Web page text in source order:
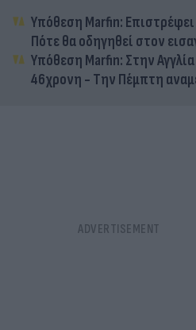
Υπόθεση Marfin:
Πότε θα οδηγηθεί στον
Υπόθεση Marfin: Στην Αγγλία
46χρονη - Την Πέμπτη